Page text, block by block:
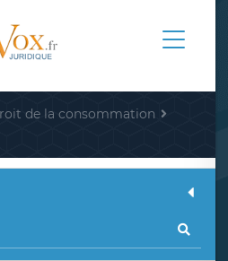
de la consommation